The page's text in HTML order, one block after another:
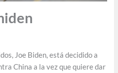
Joe Biden, está decidido a
China a la vez que quiere dar